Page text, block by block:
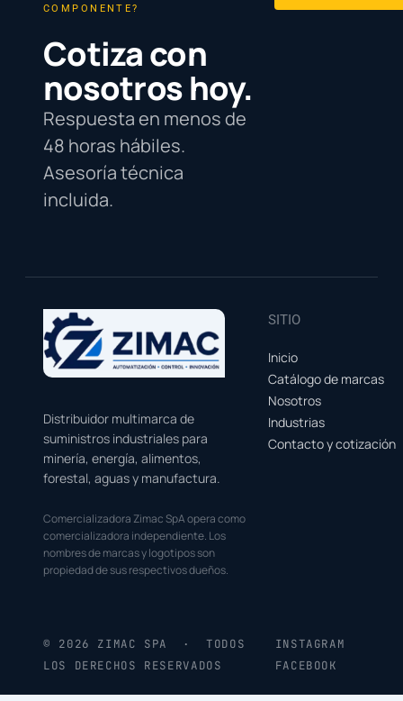
COMPONENTE?
Cotiza con
nosotros hoy.
Respuesta en menos de
48 horas hábiles.
Asesoría técnica
incluida.
Distribuidor multimarca de
suministros industriales para
minería, energía, alimentos,
forestal, aguas y manufactura.
Comercializadora Zimac SpA opera como
comercializadora independiente. Los
nombres de marcas y logotipos son
propiedad de sus respectivos dueños.
SITIO
Inicio
Catálogo de marcas
Nosotros
Industrias
Contacto y cotización
© 2026 ZIMAC SPA · TODOS
LOS DERECHOS RESERVADOS
INSTAGRAM
FACEBOOK